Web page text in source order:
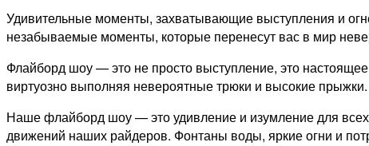
Удивительные моменты, захватывающие выступления и
незабываемые моменты, которые перенесут вас в мир
Флайборд шоу — это не просто выступление, это
виртуозно выполняя невероятные трюки и высокие
Наше флайборд шоу — это удивление и изумление для
движений наших райдеров. Фонтаны воды, яркие огни и